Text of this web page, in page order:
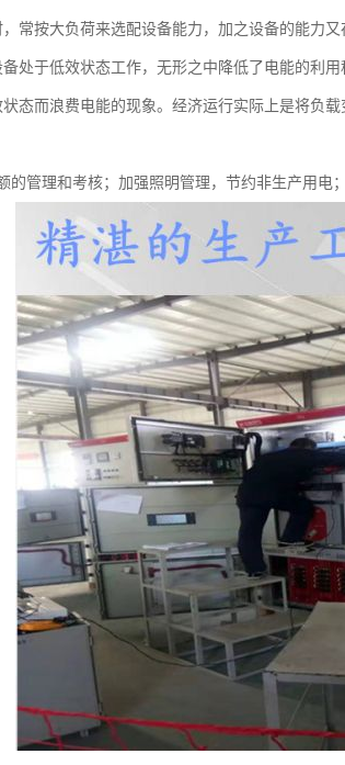
常按大负荷来选配设备能力，加之设备的能力
处于低效状态工作，无形之中降低了电能的利
态而浪费电能的现象。经济运行实际上是将负
的管理和考核；加强照明管理，节约非生产用电